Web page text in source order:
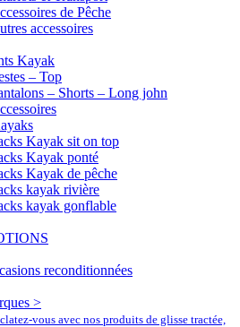
de Pêche
accessoires
Kayak
– Top
– Shorts – Long john
Kayak sit on top
Kayak ponté
Kayak de pêche
kayak rivière
kayak gonflable
reconditionnées
>
vous avec nos produits de glisse tractée,